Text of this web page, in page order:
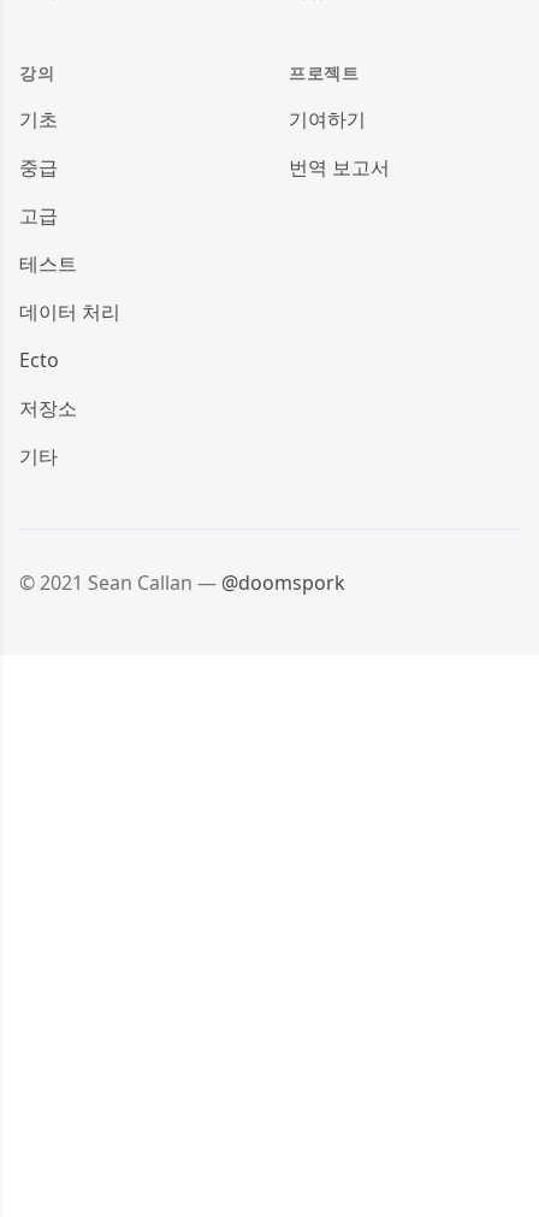
강의
기초
중급
고급
테스트
데이터 처리
Ecto
저장소
기타
프로젝트
기여하기
번역 보고서
© 2021 Sean Callan — @doomspork